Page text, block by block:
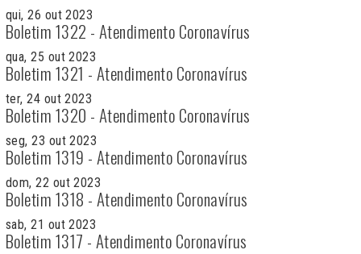
qui, 26 out 2023
Boletim 1322 - Atendimento Coronavírus
qua, 25 out 2023
Boletim 1321 - Atendimento Coronavírus
ter, 24 out 2023
Boletim 1320 - Atendimento Coronavírus
seg, 23 out 2023
Boletim 1319 - Atendimento Coronavírus
dom, 22 out 2023
Boletim 1318 - Atendimento Coronavírus
sab, 21 out 2023
Boletim 1317 - Atendimento Coronavírus